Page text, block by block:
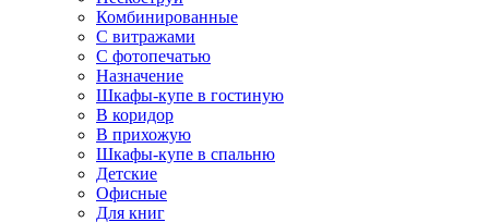
Комбинированные
С витражами
С фотопечатью
Назначение
Шкафы-купе в гостиную
В коридор
В прихожую
Шкафы-купе в спальню
Детские
Офисные
Для книг